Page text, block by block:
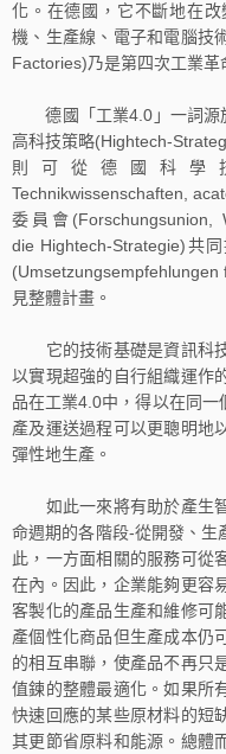
化。在德國，它不斷地在
機、生產線、電子和電腦技
Factories)乃是第四次工業革
德國「工業4.0」一詞源
高科技策略(Hightech-
則可從德國科學技
Technikwissenschaften,
委員會(Forschungsunion,
die Hightech-Strategie)共
見整體計畫。
它的技術基礎是資訊科技
以實現超強的自行組織運作
品在工業4.0中，得以在同
產及運送過程可以更聰明地
彈性地生產。
如此一來將有助於產生智
命週期的各階段-從開發、生
此，一方面相關的服務可從
在內。因此，企業能夠更容
客製化的產品生產和維修可
產個性化商品但生產成本仍
的相互串聯，使產品不再只
值鍊的整體最適化。如果所
快速回應的某些原材料的短
其更節省原料和能源。總體